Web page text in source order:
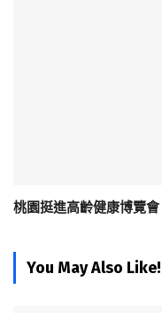
桃園挺進高齡健康博覽
You May Also Like!